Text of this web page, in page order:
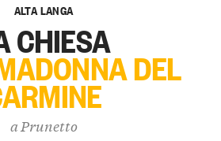
ALTA LANGA
CHIESA
DEL
aPrunetto